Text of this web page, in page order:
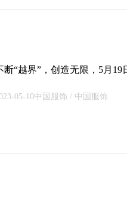
断“越界”，创造无限，5月
05-10中国服饰 / 中国服饰